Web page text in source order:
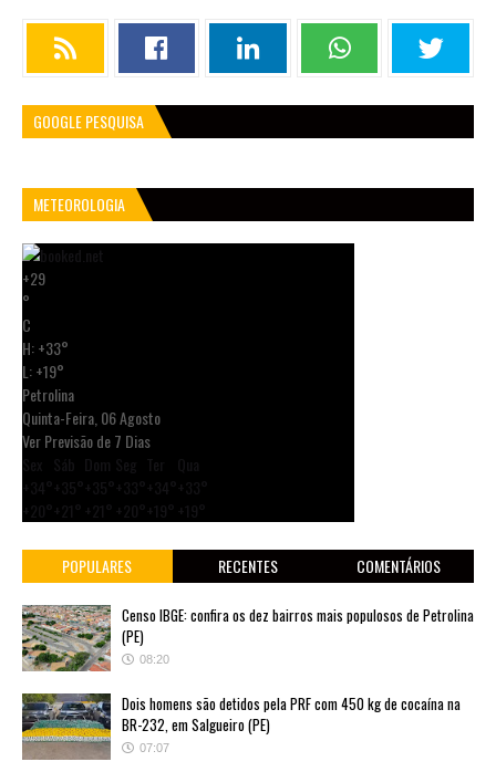
GOOGLE PESQUISA
METEOROLOGIA
+29
°
C
H:+33°
L:+19°
Petrolina
Quinta-Feira, 06 Agosto
Ver Previsão de 7 Dias
POPULARES RECENTES COMENTÁRIOS
Censo IBGE: confira os dez bairros mais populosos de Petrolina
(PE)
08:20
Dois homens são detidos pela PRF com 450 kg de cocaína na
BR-232, em Salgueiro (PE)
07:07